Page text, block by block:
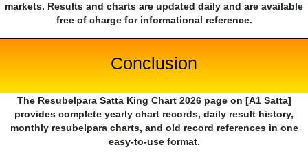
markets. Results and charts are updated daily and are available
free of charge for informational reference.
Conclusion
The Resubelpara Satta King Chart 2026 page on [A1 Satta]
provides complete yearly chart records, daily result history,
monthly resubelpara charts, and old record references in one
easy-to-use format.